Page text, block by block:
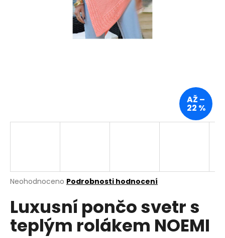
Průměrné
produktu
je
0,0
z
Neohodnoceno Podrobnosti hodnocení
Luxusní pončo svetr s
teplým rolákem NOEMI
AŽ –
22 %
o
p
r
u
č